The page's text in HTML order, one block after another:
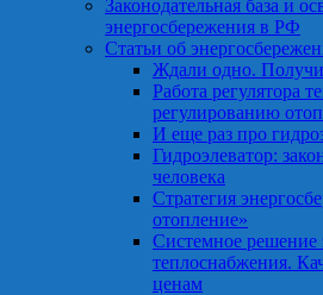
Законодательная база и
энергосбережения в РФ
Статьи об
Ждали одно.
Работа регулятора
регулированию
И еще раз про
Гидроэлеватор:
человека
Стратегия
отопление»
Системное решение
теплоснабжения.
ценам